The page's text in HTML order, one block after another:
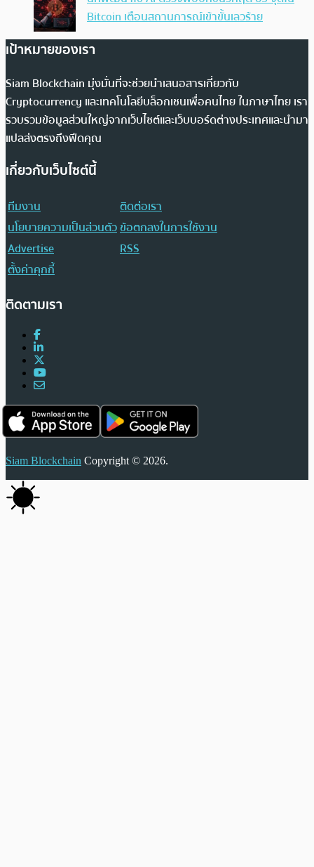
Bitcoin เตือนสถานการณ์เข้าขั้นเลวร้าย
เป้าหมายของเรา
Siam Blockchain มุ่งมั่นที่จะช่วยนำเสนอสารเกี่ยวกับ
Cryptocurrency และเทคโนโลยีบล็อกเชนเพื่อคนไทย ในภาษาไทย เรา
รวบรวมข้อมูลส่วนใหญ่จากเว็บไซต์และเว็บบอร์ดต่างประเทศและนำมา
แปลส่งตรงถึงฟีดคุณ
เกี่ยวกับเว็บไซต์นี้
ทีมงาน
ติดต่อเรา
นโยบายความเป็นส่วนตัวข้อตกลงในการใช้งาน
Advertise
RSS
ตั้งค่าคุกกี้
ติดตามเรา
Siam Blockchain Copyright © 2026.